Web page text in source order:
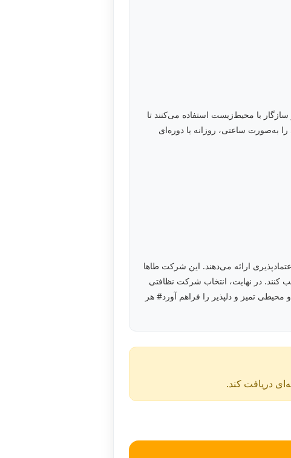
با محیط‌زیست استفاده می‌کنند تا
به‌صورت ساعتی، روزانه یا دوره‌ای
ارائه می‌دهند. این شرکت طاها
کنند. در نهایت، انتخاب شرکت نظافتی
تمیز و دلپذیر را فراهم آورد# هر
دریافت کند.